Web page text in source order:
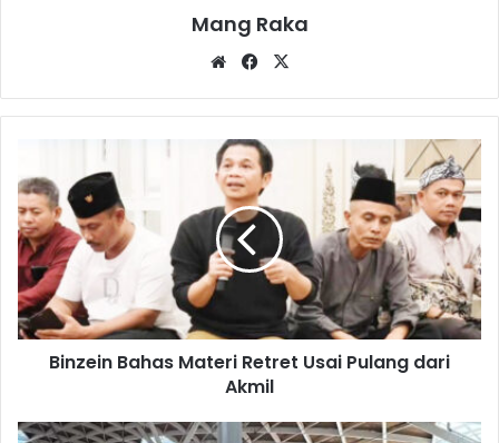
Mang Raka
WebsiteFacebook
Bahas
Materi
Retret
Usai
Pulang
dari
Akmil
Binzein Bahas Materi Retret Usai Pulang dari
Akmil
Kereta